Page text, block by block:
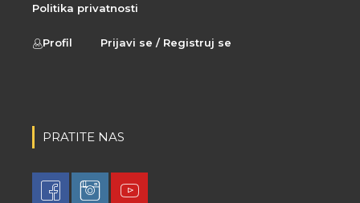
Politika privatnosti
Profil Prijavi se / Registruj se
PRATITE NAS